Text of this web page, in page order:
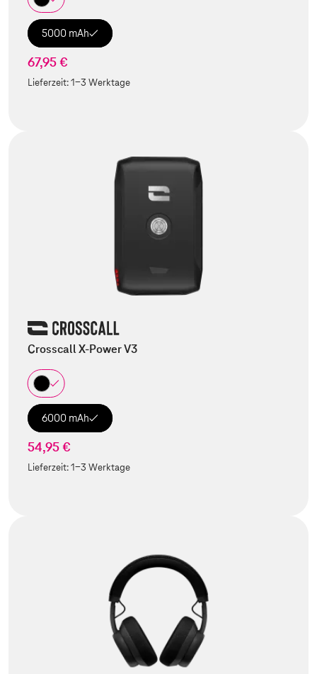
5000 mAh
67,95 €
Lieferzeit:1-3 Werktage
Crosscall X-Power V3
6000 mAh
54,95 €
Lieferzeit:1-3 Werktage